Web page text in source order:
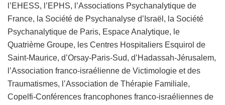
l’EHESS, l’EPHS, l’Associations Psychanalytique de
France, la Société de Psychanalyse d’Israël, la Société
Psychanalytique de Paris, Espace Analytique, le
Quatrième Groupe, les Centres Hospitaliers Esquirol de
Saint-Maurice, d’Orsay-Paris-Sud, d’Hadassah-Jérusalem,
l’Association franco-israélienne de Victimologie et des
Traumatismes, l’Association de Thérapie Familiale,
Copelfi-Conférences francophones franco-israéliennes de